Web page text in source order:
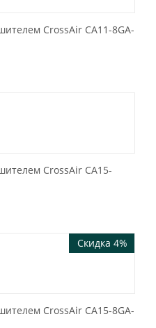
CrossAir CA11-8GA-
CrossAir CA15-
Скидка 4%
CrossAir CA15-8GA-